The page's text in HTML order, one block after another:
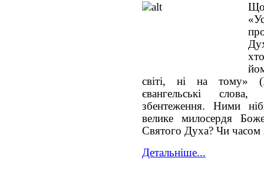
світі, ні на тому»
євангельські
збентеження. Ними
велике милосердя
Святого Духа? Чи часом
Детальніше...